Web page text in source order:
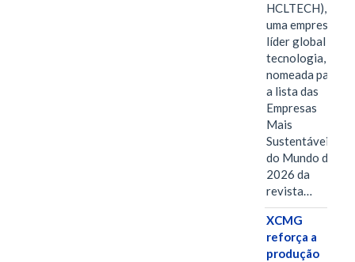
HCLTECH),
uma empresa
líder global em
tecnologia, foi
nomeada para
a lista das
Empresas
Mais
Sustentáveis
do Mundo de
2026 da
revista…
XCMG
reforça a
produção